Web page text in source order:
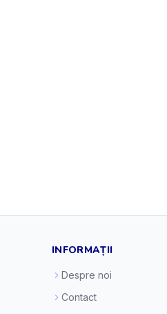
INFORMAȚII
Despre noi
Contact